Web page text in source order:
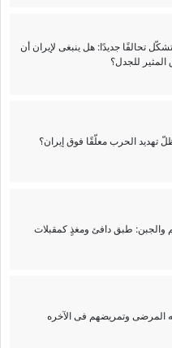
تحالفًا جدیدًا: هل ینبغی لإیران أن
المثیر للجدل؟
تهدید الحرب معلّقًا فوق إیران؟
والجبن: طبق دافئ ومغذٍ کمقبلات
المرضى وتمریضهم فی الآخره